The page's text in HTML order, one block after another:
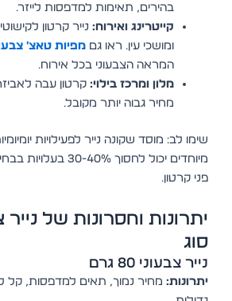
בהירים, תאימות למדפסות לייזר.
קייטרינג ואירוח: נייר קרטון
ומושכי עין. ראו גםמפיות טאצ'
המראה הצבעוני בכל אירוח.
מלון ומרכז בילוי: קרטון עבה
מחיר גבוה יותר מקובל.
שימו לב: מוסד שקונה נייר לפעילויות
פני קרטון.
יתרונות וחסרונות של נייר
סוג
נייר צבעוני 80 גרם
יתרונות:מחיר נמוך, תאים למדפסות, קל